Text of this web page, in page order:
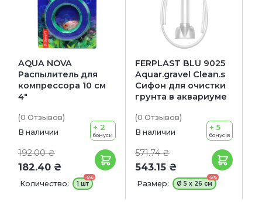
AQUA NOVA
Распылитель для
компрессора 10 см
4"
(0 Отзывов)
В наличии
192.00 ₴
182.40 ₴
+ 2
бонуси
Количество:
-5%
1 шт
FERPLAST BLU 9025
Aquar.gravel Clean.s
Сифон для очистки
грунта в аквариуме
(0 Отзывов)
В наличии
571.74 ₴
543.15 ₴
+ 5
бонусів
Размер:
-5%
Ø 5 x 26 см